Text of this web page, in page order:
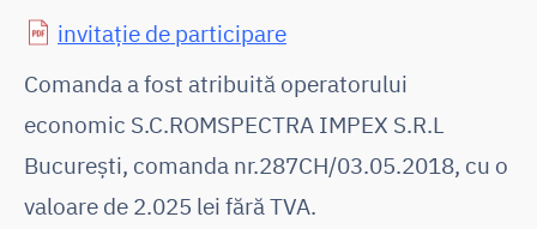
invitație de participare
Comanda a fost atribuită operatorului
economic S.C.ROMSPECTRA IMPEX S.R.L
București, comanda nr.287CH/03.05.2018, cu o
valoare de 2.025 lei fără TVA.